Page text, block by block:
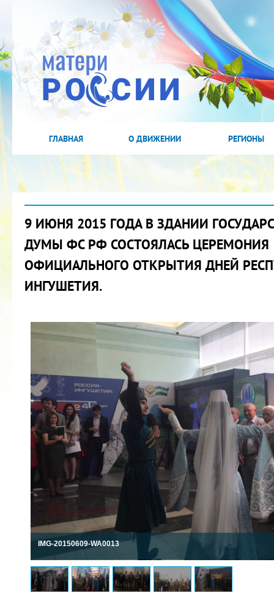
ГЛАВНАЯ О ДВИЖЕНИИ РЕГИОНЫ
9 ИЮНЯ 2015 ГОДА В ЗДАНИИ
ДУМЫ ФС РФ СОСТОЯЛАСЬ ЦЕРЕМОНИЯ
ОФИЦИАЛЬНОГО ОТКРЫТИЯ ДНЕЙ
ИНГУШЕТИЯ.
IMG-20150609-WA0013
2022 ГОД ПРОВОЗГЛАШЕН ГОДОМ
МАТЕРИ В ЯКУТИИ
19.12.2021